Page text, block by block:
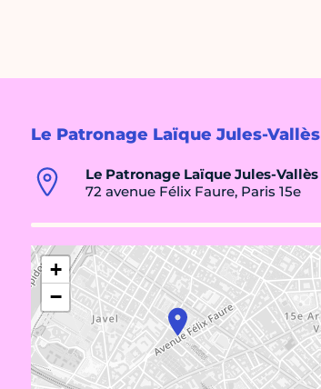
Le Patronage Laïque Jules-Vallès
Le Patronage Laïque Jules-Vallès
72 avenue Félix Faure, Paris 15e
+
−